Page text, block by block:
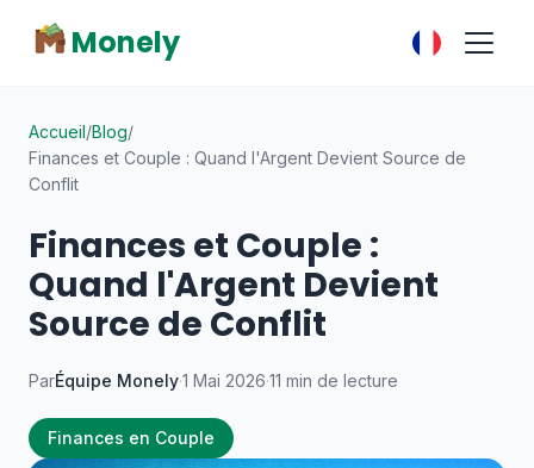
Monely
Accueil/Blog/
Finances et Couple : Quand l'Argent Devient Source de
Conflit
Finances et Couple :
Quand l'Argent Devient
Source de Conflit
ParÉquipe Monely·1 Mai 2026·11 min de lecture
Finances en Couple